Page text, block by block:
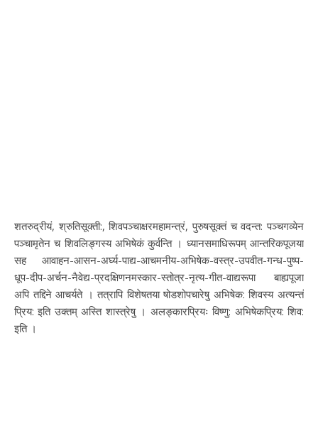
शतरुद्रीयं, श्रुतिसूक्ती:, शिवपञ्चाक्षरमहामन्त्रं, पुरुषसूक्तं च वदन्त: पञ्चगव्येन
पञ्चामृतेन च शिवलिङ्गस्य अभिषेकं कुर्वन्ति । ध्यानसमाधिरूपम् आन्तरिकपूजया
सह आवाहन-आसन-अर्घ्य-पाद्य-आचमनीय-अभिषेक-वस्त्र-उपवीत-गन्ध-पुष्प-
धूप-दीप-अर्चन-नैवेद्य-प्रदक्षिणनमस्कार-स्तोत्र-नृत्य-गीत-वाद्यरूपा बाह्यपूजा
अपि तद्दिने आचर्यते । तत्रापि विशेषतया षोडशोपचारेषु अभिषेक: शिवस्य अत्यन्तं
प्रिय: इति उक्तम् अस्ति शास्त्रेषु । अलङ्कारप्रियः विष्णु: अभिषेकप्रिय: शिव:
इति ।